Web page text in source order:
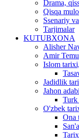
Drama,
Qisqa
Ssenariy
Tarjimalar
KUTUBXONA
Alisher
Amir
Islom
Jadidlik
Jahon
Turk
O'zbek
Ona